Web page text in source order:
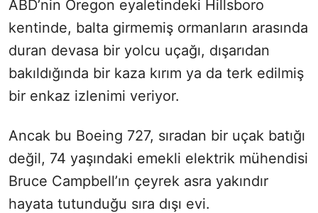
ABD’nin Oregon eyaletindeki Hillsboro
kentinde, balta girmemiş ormanların arasında
duran devasa bir yolcu uçağı, dışarıdan
bakıldığında bir kaza kırım ya da terk edilmiş
bir enkaz izlenimi veriyor.
Ancak bu Boeing 727, sıradan bir uçak batığı
değil, 74 yaşındaki emekli elektrik mühendisi
Bruce Campbell’ın çeyrek asra yakındır
hayata tutunduğu sıra dışı evi.